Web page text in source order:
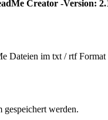
Creator -Version:
Dateien im txt / rtf
gespeichert werden.